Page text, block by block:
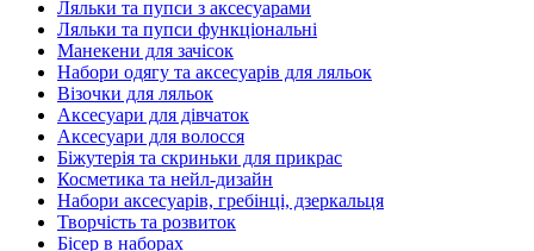
Ляльки та пупси з аксесуарами
Ляльки та пупси функціональні
Манекени для зачісок
Набори одягу та аксесуарів для ляльок
Візочки для ляльок
Аксесуари для дівчаток
Аксесуари для волосся
Біжутерія та скриньки для прикрас
Косметика та нейл-дизайн
Набори аксесуарів, гребінці, дзеркальця
Творчість та розвиток
Бісер в наборах